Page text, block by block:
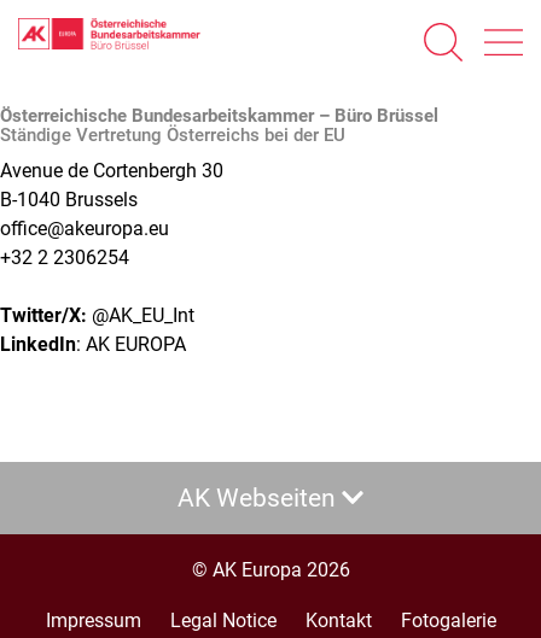
zum
Inhalt
Österreichische Bundesarbeitskammer – Büro Brüssel
Ständige Vertretung Österreichs bei der EU
Avenue de Cortenbergh 30
B-1040 Brussels
office@akeuropa.eu
+32 2 2306254
Twitter/X: @AK_EU_Int
LinkedIn: AK EUROPA
AK Webseiten
© AK Europa 2026
Footer
Impressum Legal Notice Kontakt Fotogalerie